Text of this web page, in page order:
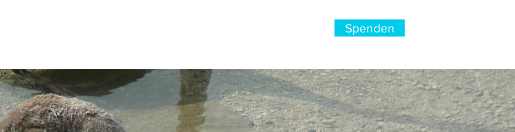
Spenden